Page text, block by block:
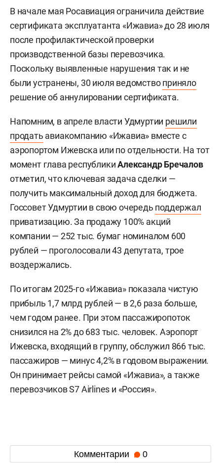
В начале мая Росавиация ограничила действие
сертификата эксплуатанта «Ижавиа» до 28 июля
после профилактической проверки
производственной базы перевозчика.
Поскольку выявленные нарушения так и не
были устранены, 30 июля ведомствоприняло
решение об аннулировании сертификата.
Напомним, в апреле власти Удмуртии решили
продать авиакомпанию «Ижавиа» вместе с
аэропортом Ижевска или по отдельности. На тот
момент глава республикиАлександр Бречалов
отметил, что ключевая задача сделки —
получить максимальный доход для бюджета.
Госсовет Удмуртии в свою очередь поддержал
приватизацию. За продажу 100% акций
компании — 252 тыс. бумаг номиналом 600
рублей — проголосовали 43 депутата, трое
воздержались.
По итогам 2025-го «Ижавиа» показала чистую
прибыль 1,7 млрд рублей — в 2,6 раза больше,
чем годом ранее. При этом пассажиропоток
снизился на 2% до 683 тыс. человек. Аэропорт
Ижевска, входящий в группу, обслужил 866 тыс.
пассажиров — минус 4,2% в годовом выражении.
Он принимает рейсы самой «Ижавиа», а также
перевозчиков S7 Airlines и «Россия».
Комментарии 0